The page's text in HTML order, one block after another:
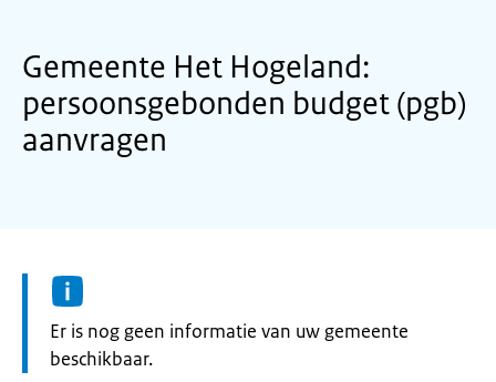
Gemeente Het Hogeland:
persoonsgebonden budget (pgb)
aanvragen
Informatie:
Er is nog geen informatie van uw gemeente
beschikbaar.